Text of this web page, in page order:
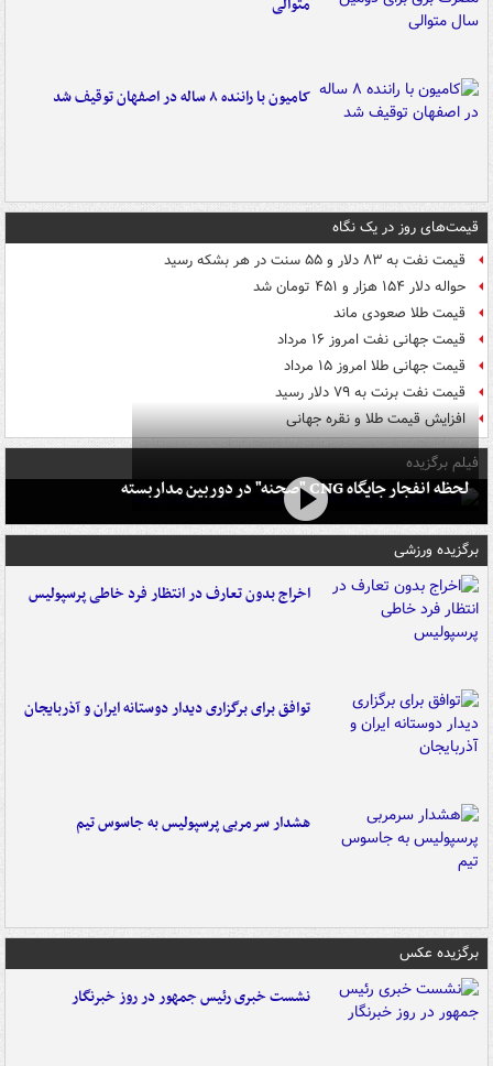
کامیون با راننده ۸ ساله در اصفهان توقیف شد
قیمت‌های روز در یک نگاه
قیمت نفت به ۸۳ دلار و ۵۵ سنت در هر بشکه رسید
حواله دلار ۱۵۴ هزار و ۴۵۱ تومان شد
قیمت طلا صعودی ماند
قیمت جهانی نفت امروز ۱۶ مرداد
قیمت جهانی طلا امروز ۱۵ مرداد
قیمت نفت برنت به ۷۹ دلار رسید
افزایش قیمت طلا و نقره جهانی
فیلم برگزیده
لحظه انفجار جایگاه CNG "صحنه" در دوربین مداربسته
برگزیده ورزشی
اخراج بدون تعارف در انتظار فرد خاطی پرسپولیس
توافق برای برگزاری دیدار دوستانه ایران و آذربایجان
هشدار سرمربی پرسپولیس به جاسوس تیم
برگزیده عکس
نشست خبری رئیس جمهور در روز خبرنگار